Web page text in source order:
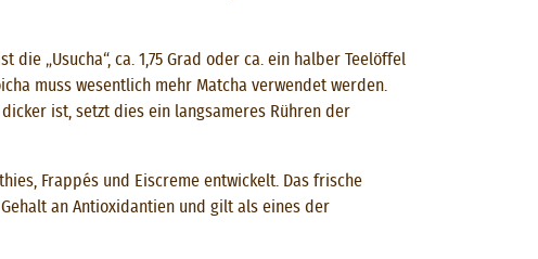
„Usucha“, ca. 1,75 Grad oder ca. ein halber Teelöffel
muss wesentlich mehr Matcha verwendet werden.
ist, setzt dies ein langsameres Rühren der
Frappés und Eiscreme entwickelt. Das frische
an Antioxidantien und gilt als eines der